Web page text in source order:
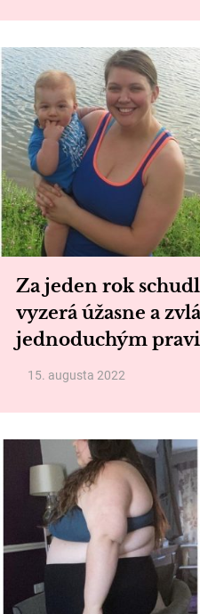
Za jeden rok
vyzerá úžasne a
jednoduchým
15. augusta 2022